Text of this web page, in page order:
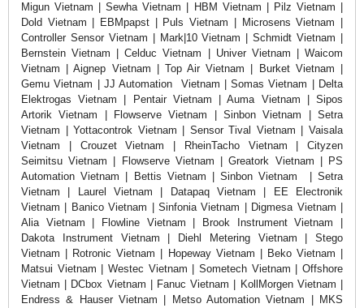
Migun Vietnam | Sewha Vietnam | HBM Vietnam | Pilz Vietnam |
Dold Vietnam | EBMpapst | Puls Vietnam | Microsens Vietnam |
Controller Sensor Vietnam | Mark|10 Vietnam | Schmidt Vietnam |
Bernstein Vietnam | Celduc Vietnam | Univer Vietnam | Waicom
Vietnam | Aignep Vietnam | Top Air Vietnam | Burket Vietnam |
Gemu Vietnam | JJ Automation Vietnam | Somas Vietnam | Delta
Elektrogas Vietnam | Pentair Vietnam | Auma Vietnam | Sipos
Artorik Vietnam | Flowserve Vietnam | Sinbon Vietnam | Setra
Vietnam | Yottacontrok Vietnam | Sensor Tival Vietnam | Vaisala
Vietnam | Crouzet Vietnam | RheinTacho Vietnam | Cityzen
Seimitsu Vietnam | Flowserve Vietnam | Greatork Vietnam | PS
Automation Vietnam | Bettis Vietnam | Sinbon Vietnam | Setra
Vietnam | Laurel Vietnam | Datapaq Vietnam | EE Electronik
Vietnam | Banico Vietnam | Sinfonia Vietnam | Digmesa Vietnam |
Alia Vietnam | Flowline Vietnam | Brook Instrument Vietnam |
Dakota Instrument Vietnam | Diehl Metering Vietnam | Stego
Vietnam | Rotronic Vietnam | Hopeway Vietnam | Beko Vietnam |
Matsui Vietnam | Westec Vietnam | Sometech Vietnam | Offshore
Vietnam | DCbox Vietnam | Fanuc Vietnam | KollMorgen Vietnam |
Endress & Hauser Vietnam | Metso Automation Vietnam | MKS